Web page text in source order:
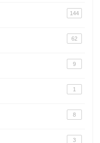
144
62
9
1
8
3